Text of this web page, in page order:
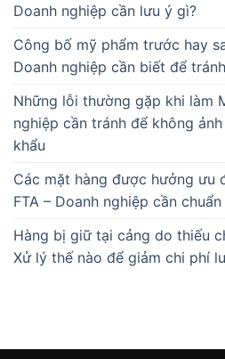
Doanh nghiệp cần lưu ý gì?
Công bố mỹ phẩm trước hay
Doanh nghiệp cần biết để
Những lỗi thường gặp khi làm
nghiệp cần tránh để không
khẩu
Các mặt hàng được hưởng ưu
FTA – Doanh nghiệp cần
Hàng bị giữ tại cảng do thiếu
Xử lý thế nào để giảm chi phí